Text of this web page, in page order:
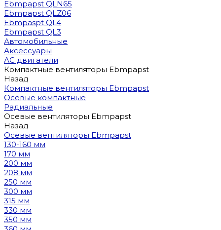
Ebmpapst QLN65
Ebmpapst QLZ06
Ebmpaspt QL4
Ebmpapst QL3
Автомобильные
Аксессуары
АС двигатели
Компактные вентиляторы Ebmpapst
Назад
Компактные вентиляторы Ebmpapst
Осевые компактные
Радиальные
Осевые вентиляторы Ebmpapst
Назад
Осевые вентиляторы Ebmpapst
130-160 мм
170 мм
200 мм
208 мм
250 мм
300 мм
315 мм
330 мм
350 мм